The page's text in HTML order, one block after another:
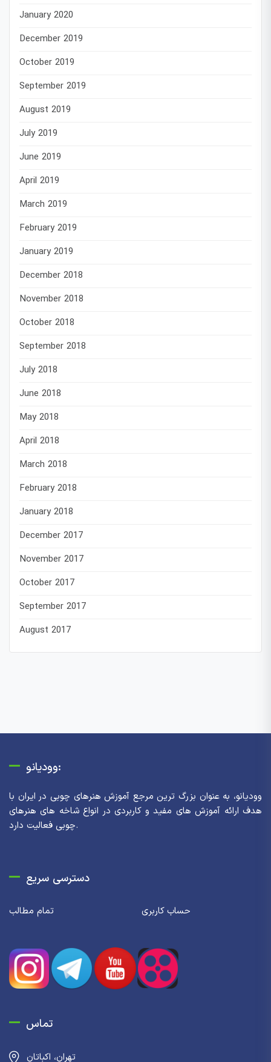
January 2020
December 2019
October 2019
September 2019
August 2019
July 2019
June 2019
April 2019
March 2019
February 2019
January 2019
December 2018
November 2018
October 2018
September 2018
July 2018
June 2018
May 2018
April 2018
March 2018
February 2018
January 2018
December 2017
November 2017
October 2017
September 2017
August 2017
وودیانو:
وودیانو، به عنوان بزرگ ترین مرجع آموزش هنرهای چوبی در ایران با
هدف ارائه آموزش های مفید و کاربردی در انواع شاخه های هنرهای
چوبی فعالیت دارد.
دسترسی سریع
تمام مطالب حساب کاربری
تماس
تهران، اکباتان